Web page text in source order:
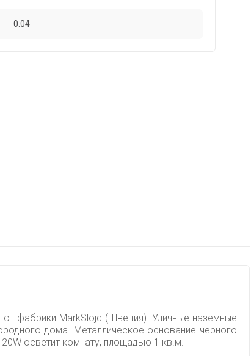
0.04
от фабрики MarkSlojd (Швеция). Уличные наземные
дома. Металлическое основание черного
осветит комнату, площадью 1 кв.м.